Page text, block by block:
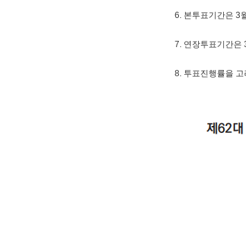
6. 본투표기간은 3
7. 연장투표기간은
8. 투표진행률을